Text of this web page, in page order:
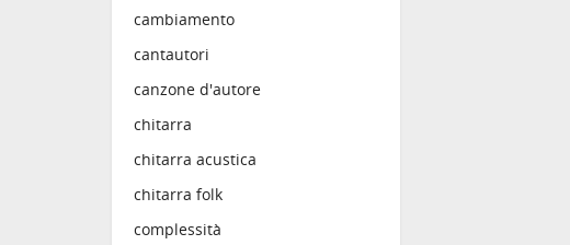
cambiamento
cantautori
canzone d'autore
chitarra
chitarra acustica
chitarra folk
complessità